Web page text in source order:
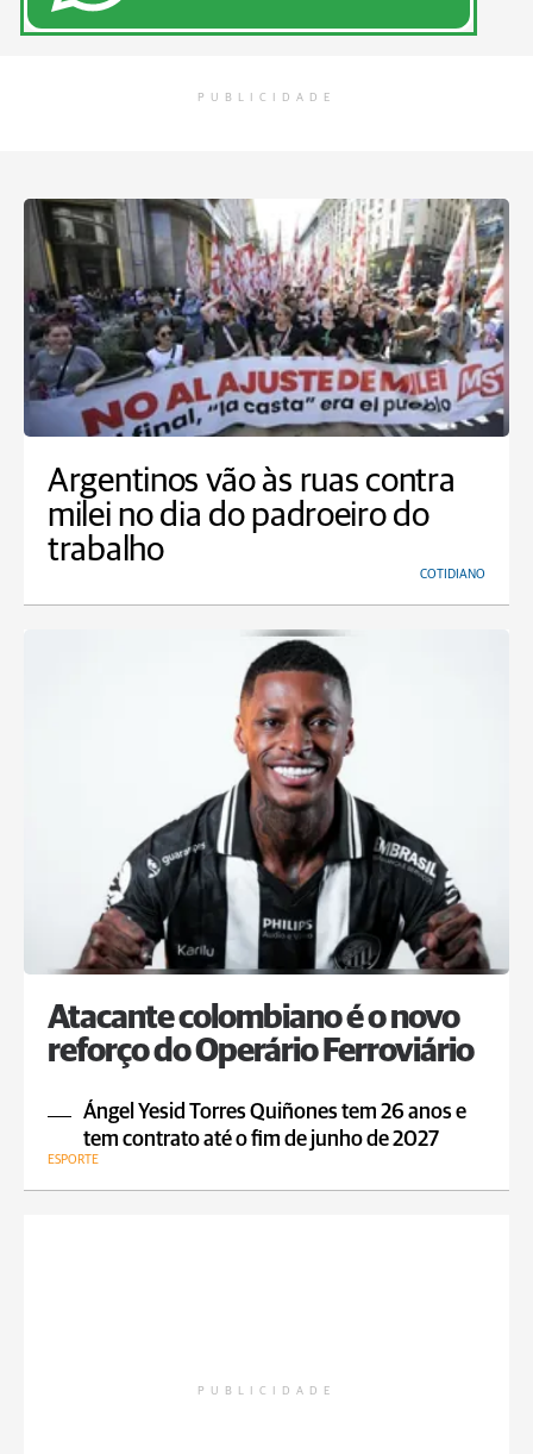
PUBLICIDADE
Argentinos vão às ruas contra
milei no dia do padroeiro do
trabalho
COTIDIANO
Atacante colombiano é o novo
reforço do Operário Ferroviário
Ángel Yesid Torres Quiñones tem 26 anos e
tem contrato até o fim de junho de 2027
ESPORTE
PUBLICIDADE